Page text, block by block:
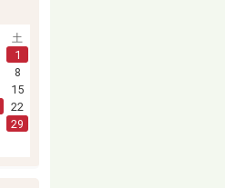
土
1
8
15
22
29